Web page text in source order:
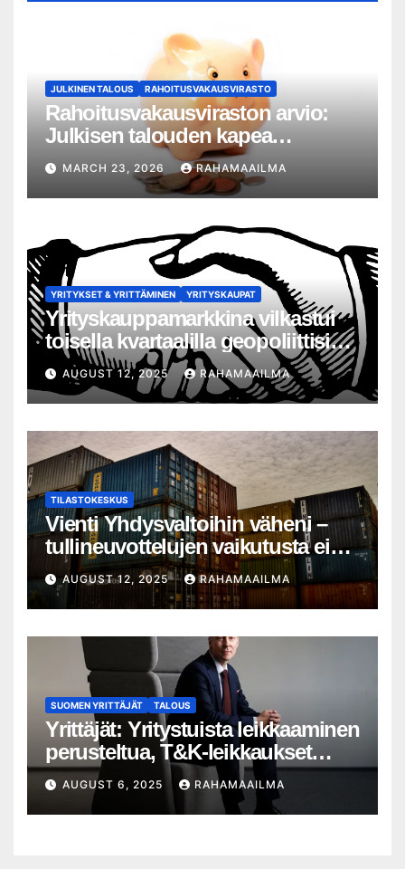
JULKINEN TALOUS RAHOITUSVAKAUSVIRASTO
Rahoitusvakausviraston arvio:
Julkisen talouden kapea
liikkumavara korostaa pankkien
kriisivalmiuksien merkitystä
MARCH 23, 2026 RAHAMAAILMA
YRITYKSET & YRITTÄMINEN YRITYSKAUPAT
Yrityskauppamarkkina vilkastui
toisella kvartaalilla geopoliittisista
haasteista huolimatta – 13
prosentin kasvu yrityskauppojen
määrässä
AUGUST 12, 2025 RAHAMAAILMA
TILASTOKESKUS
Vienti Yhdysvaltoihin väheni –
tullineuvottelujen vaikutusta ei
silti näy
AUGUST 12, 2025 RAHAMAAILMA
SUOMEN YRITTÄJÄT TALOUS
Yrittäjät: Yritystuista leikkaaminen
perusteltua, T&K-leikkaukset
lyhytnäköistä kasvupolitiikkaa
AUGUST 6, 2025 RAHAMAAILMA